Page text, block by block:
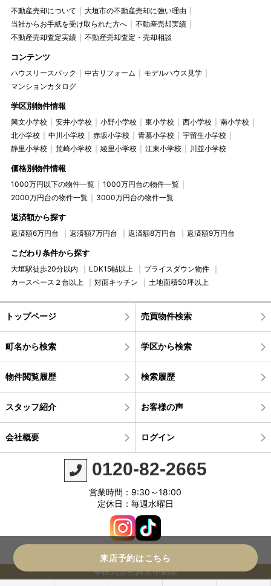
不動産売却について
大垣市の不動産売却に強い理由
当社からお手紙を受け取られた方へ
不動産売却実績
不動産売却査定実績
不動産売却査定・売却相談
コンテンツ
ハウスリースバック 中古リフォーム
モデルハウス見学
マンションカタログ
学区別物件情報
興文小学校 安井小学校 小野小学校 東小学校 西小学校
南小学校
北小学校
中川小学校 赤坂小学校 青墓小学校
宇留生小学校
静里小学校
荒崎小学校 綾里小学校 江東小学校 川並小学校
価格別物件情報
1000万円以下の物件一覧
1000万円台の物件一覧
2000万円台の物件一覧
3000万円台の物件一覧
返済額から探す
返済額6万円台 返済額7万円台 返済額8万円台 返済額9万円台
こだわり条件から探す
大垣駅徒歩20分以内 LDK15帖以上
プライスダウン物件
カースペース２台以上
対面キッチン 土地面積50坪以上
トップページ 売買物件検索
町名から検索 学区から検索
物件閲覧履歴 検索履歴
スタッフ紹介 お客様の声
会社概要 ログイン
0120-82-2665
営業時間：9:30～18:00
定休日：毎週水曜日
©株式会社真永不動産
来店予約はこちら